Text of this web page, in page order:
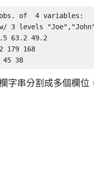
of  4 variables:
3 levels
63.2 49.2
168
38
字串分割成多個欄位